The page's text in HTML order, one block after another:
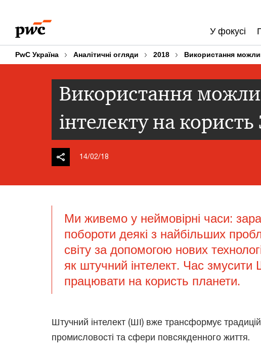
content
footer
У фокусі
PwC Україна Аналітичні огляди 2018 Використання
Використання
інтелекту на користь
14/02/18
Ми живемо у неймовірні часи:
побороти деякі з найбільших
світу за допомогою нових
як штучний інтелект. Час змусити
працювати на користь планети.
Штучний інтелект (ШІ) вже трансформує
промисловості та сфери повсякденного життя.